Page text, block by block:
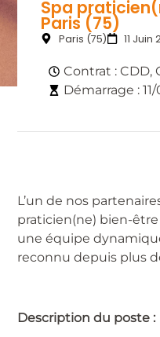
Spa
Paris (75)
Paris (75) 11 Juin
Contrat :CDD,
Démarrage :
L’un de nos
praticien(ne) bien-
une équipe
reconnu depuis plus
Description du poste :